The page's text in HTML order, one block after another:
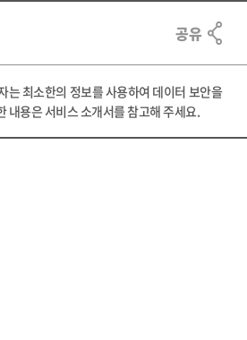
공유
최소한의 정보를 사용하여 데이터 보안을
용은 서비스 소개서를 참고해 주세요.